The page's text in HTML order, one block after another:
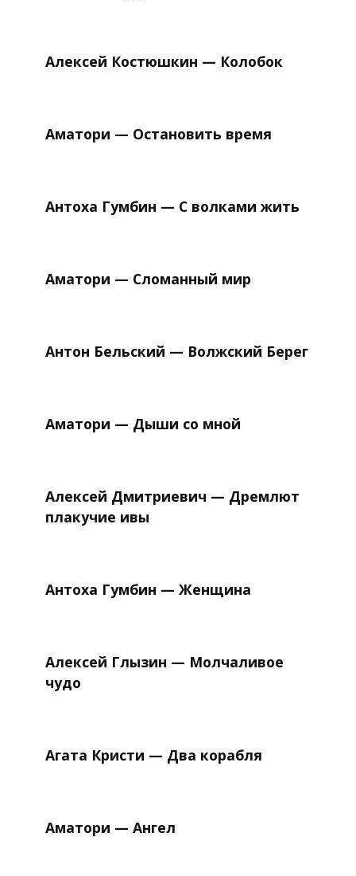
Алексей Костюшкин — Колобок
Аматори — Остановить время
Антоха Гумбин — С волками жить
Аматори — Сломанный мир
Антон Бельский — Волжский Берег
Аматори — Дыши со мной
Алексей Дмитриевич — Дремлют
плакучие ивы
Антоха Гумбин — Женщина
Алексей Глызин — Молчаливое
чудо
Агата Кристи — Два корабля
Аматори — Ангел